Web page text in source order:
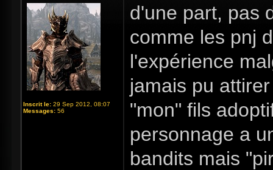
Inscrit le: 29 Sep 2012, 08:07
Messages: 56
d'une part, pas
comme les pnj
l'expérience
jamais pu
"mon" fils
personnage a
bandits mais